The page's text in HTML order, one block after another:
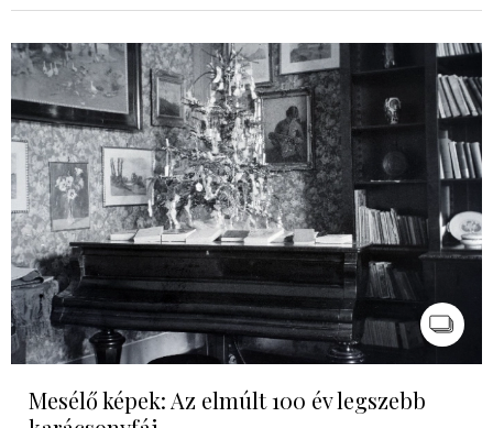
Mesélő képek: Az elmúlt 100 év legszebb